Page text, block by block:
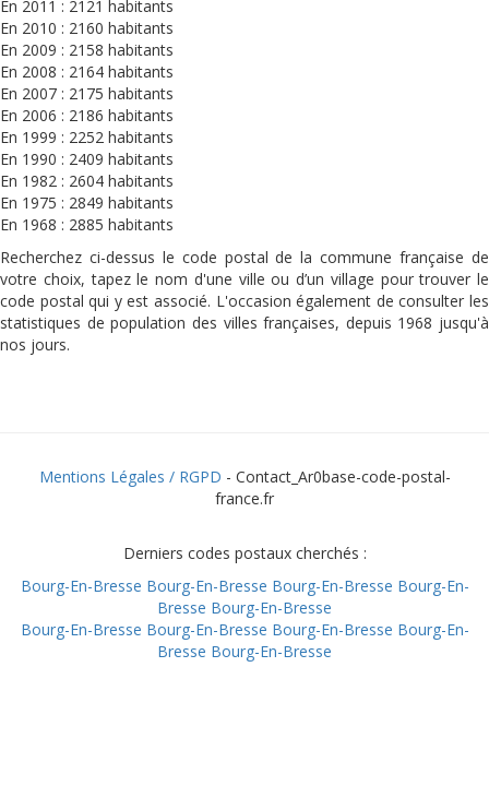
En 2011 : 2121 habitants
En 2010 : 2160 habitants
En 2009 : 2158 habitants
En 2008 : 2164 habitants
En 2007 : 2175 habitants
En 2006 : 2186 habitants
En 1999 : 2252 habitants
En 1990 : 2409 habitants
En 1982 : 2604 habitants
En 1975 : 2849 habitants
En 1968 : 2885 habitants
Recherchez ci-dessus le code postal de la commune française de
votre choix, tapez le nom d'une ville ou d’un village pour trouver le
code postal qui y est associé. L'occasion également de consulter les
statistiques de population des villes françaises, depuis 1968 jusqu'à
nos jours.
Mentions Légales / RGPD - Contact_Ar0base-code-postal-
france.fr
Derniers codes postaux cherchés :
Bourg-En-Bresse Bourg-En-Bresse Bourg-En-Bresse Bourg-En-
Bresse Bourg-En-Bresse
Bourg-En-Bresse Bourg-En-Bresse Bourg-En-Bresse Bourg-En-
Bresse Bourg-En-Bresse